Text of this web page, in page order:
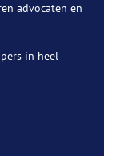
advocaten en
in heel